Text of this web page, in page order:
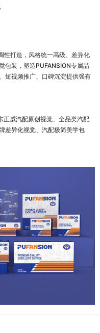
性打造，风格统一高级、差异化
包装，塑造PUFANSION专属品
短视频推广、口碑沉淀提供强有
正威汽配原创视觉、全品类汽配
差异化视觉、汽配极简美学包